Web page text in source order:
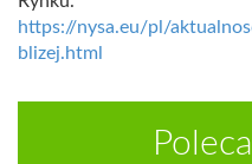
https://nysa.eu/pl/
blizej.html